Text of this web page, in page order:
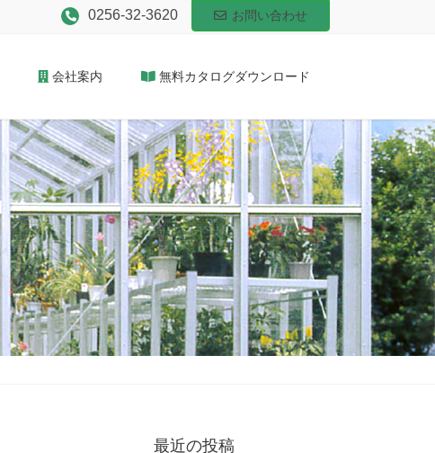
0256-32-3620 お問い合わせ
会社案内 無料カタログダウンロード
最近の投稿